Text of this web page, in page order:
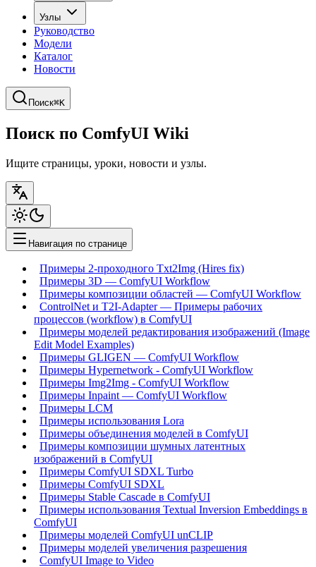
Узлы
Руководство
Модели
Каталог
Новости
Поиск⌘K
Поиск по ComfyUI Wiki
Ищите страницы, уроки, новости и узлы.
Навигация по странице
Примеры 2-проходного Txt2Img (Hires fix)
Примеры 3D — ComfyUI Workflow
Примеры композиции областей — ComfyUI Workflow
ControlNet и T2I-Adapter — Примеры рабочих
процессов (workflow) в ComfyUI
Примеры моделей редактирования изображений (Image
Edit Model Examples)
Примеры GLIGEN — ComfyUI Workflow
Примеры Hypernetwork - ComfyUI Workflow
Примеры Img2Img - ComfyUI Workflow
Примеры Inpaint — ComfyUI Workflow
Примеры LCM
Примеры использования Lora
Примеры объединения моделей в ComfyUI
Примеры композиции шумных латентных
изображений в ComfyUI
Примеры ComfyUI SDXL Turbo
Примеры ComfyUI SDXL
Примеры Stable Cascade в ComfyUI
Примеры использования Textual Inversion Embeddings в
ComfyUI
Примеры моделей ComfyUI unCLIP
Примеры моделей увеличения разрешения
ComfyUI Image to Video